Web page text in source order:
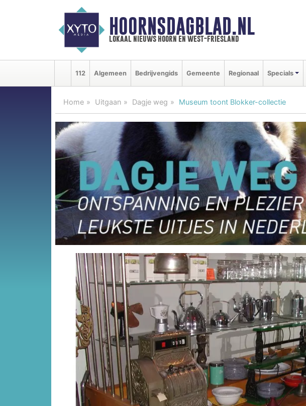
HOORNSDAGBLAD.NL
lokaal nieuws hoorn en west-friesland
112 Algemeen Bedrijvengids Gemeente Regionaal Specials
Home Uitgaan Dagje weg Museum toont Blokker-collectie